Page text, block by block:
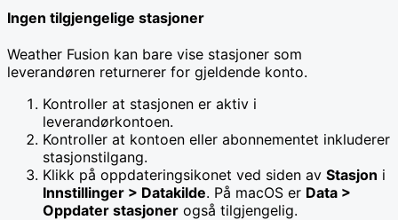
Ingen tilgjengelige stasjoner
Weather Fusion kan bare vise stasjoner som
leverandøren returnerer for gjeldende konto.
Kontroller at stasjonen er aktiv i
leverandørkontoen.
Kontroller at kontoen eller abonnementet inkluderer
stasjonstilgang.
Klikk på oppdateringsikonet ved siden av Stasjon i
Innstillinger > Datakilde. På macOS er Data >
Oppdater stasjoner også tilgjengelig.